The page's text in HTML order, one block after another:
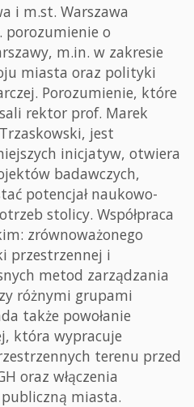
i m.st. Warszawa
porozumienie o
m.in. w zakresie
miasta oraz polityki
Porozumienie, które
rektor prof. Marek
jest
inicjatyw, otwiera
badawczych,
potencjał naukowo-
stolicy. Współpraca
zrównoważonego
przestrzennej i
metod zarządzania
różnymi grupami
także powołanie
która wypracuje
terenu przed
oraz włączenia
miasta.